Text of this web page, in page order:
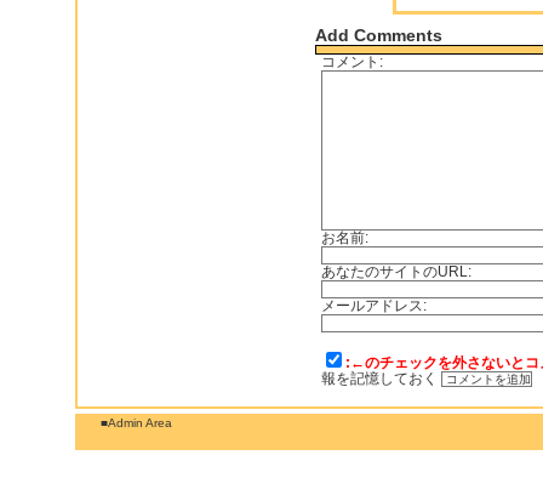
Add Comments
コメント:
お名前:
あなたのサイトのURL:
メールアドレス:
:←のチェックを外さないと
報を記憶しておく
■Admin Area